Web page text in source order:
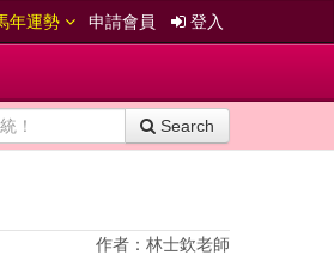
年運勢 申請會員 登入
Search
作者：林士欽老師